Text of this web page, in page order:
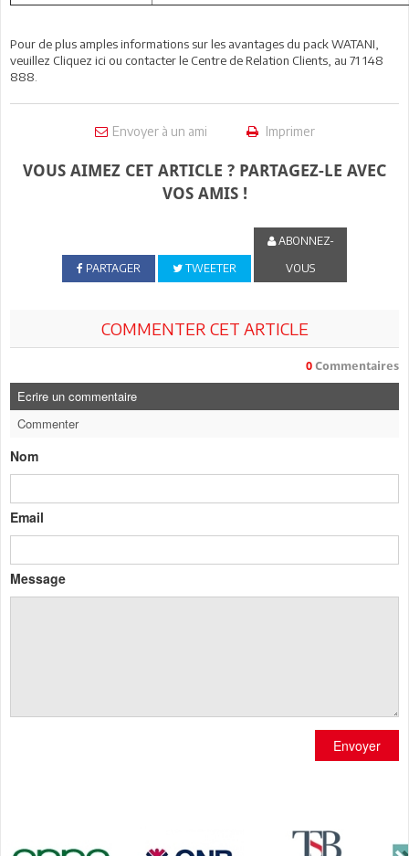
Pour de plus amples informations sur les avantages du pack WATANI,
veuillez Cliquez ici ou contacter le Centre de Relation Clients, au 71 148
888.
Envoyer à un ami Imprimer
VOUS AIMEZ CET ARTICLE ? PARTAGEZ-LE AVEC
VOS AMIS !
PARTAGER TWEETER
ABONNEZ-
VOUS
COMMENTER CET ARTICLE
0 Commentaires
Ecrire un commentaire
Commenter
Nom
Email
Message
Envoyer